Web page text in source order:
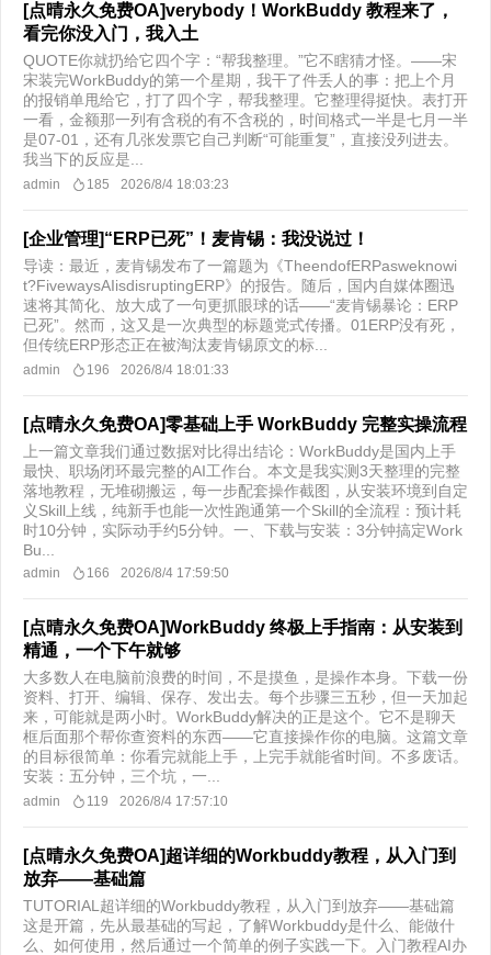
[点晴永久免费OA]verybody！WorkBuddy 教程来了，
看完你没入门，我入土
QUOTE你就扔给它四个字：“帮我整理。”它不瞎猜才怪。——宋
宋装完WorkBuddy的第一个星期，我干了件丢人的事：把上个月
的报销单甩给它，打了四个字，帮我整理。它整理得挺快。表打开
一看，金额那一列有含税的有不含税的，时间格式一半是七月一半
是07-01，还有几张发票它自己判断“可能重复”，直接没列进去。
我当下的反应是...
admin 185 2026/8/4 18:03:23
[企业管理]“ERP已死”！麦肯锡：我没说过！
导读：最近，麦肯锡发布了一篇题为《TheendofERPasweknowi
t?FivewaysAIisdisruptingERP》的报告。随后，国内自媒体圈迅
速将其简化、放大成了一句更抓眼球的话——“麦肯锡暴论：ERP
已死”。然而，这又是一次典型的标题党式传播。01ERP没有死，
但传统ERP形态正在被淘汰麦肯锡原文的标...
admin 196 2026/8/4 18:01:33
[点晴永久免费OA]零基础上手 WorkBuddy 完整实操流程
上一篇文章我们通过数据对比得出结论：WorkBuddy是国内上手
最快、职场闭环最完整的AI工作台。本文是我实测3天整理的完整
落地教程，无堆砌搬运，每一步配套操作截图，从安装环境到自定
义Skill上线，纯新手也能一次性跑通第一个Skill的全流程：预计耗
时10分钟，实际动手约5分钟。一、下载与安装：3分钟搞定Work
Bu...
admin 166 2026/8/4 17:59:50
[点晴永久免费OA]WorkBuddy 终极上手指南：从安装到
精通，一个下午就够
大多数人在电脑前浪费的时间，不是摸鱼，是操作本身。下载一份
资料、打开、编辑、保存、发出去。每个步骤三五秒，但一天加起
来，可能就是两小时。WorkBuddy解决的正是这个。它不是聊天
框后面那个帮你查资料的东西——它直接操作你的电脑。这篇文章
的目标很简单：你看完就能上手，上完手就能省时间。不多废话。
安装：五分钟，三个坑，一...
admin 119 2026/8/4 17:57:10
[点晴永久免费OA]超详细的Workbuddy教程，从入门到
放弃——基础篇
TUTORIAL超详细的Workbuddy教程，从入门到放弃——基础篇
这是开篇，先从最基础的写起，了解Workbuddy是什么、能做什
么、如何使用，然后通过一个简单的例子实践一下。入门教程AI办